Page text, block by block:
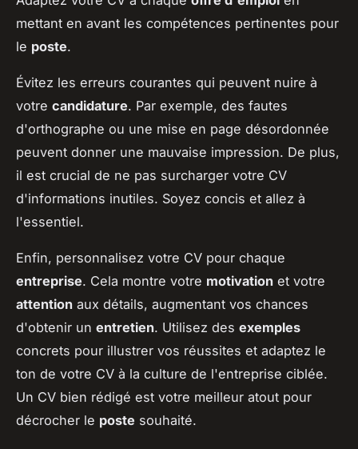
mettant en avant les compétences pertinentes pour
le poste.
Évitez les erreurs courantes qui peuvent nuire à
votre candidature. Par exemple, des fautes
d'orthographe ou une mise en page désordonnée
peuvent donner une mauvaise impression. De plus,
il est crucial de ne pas surcharger votre CV
d'informations inutiles. Soyez concis et allez à
l'essentiel.
Enfin, personnalisez votre CV pour chaque
entreprise. Cela montre votre motivation et votre
attention aux détails, augmentant vos chances
d'obtenir un entretien. Utilisez des exemples
concrets pour illustrer vos réussites et adaptez le
ton de votre CV à la culture de l'entreprise ciblée.
Un CV bien rédigé est votre meilleur atout pour
décrocher le poste souhaité.